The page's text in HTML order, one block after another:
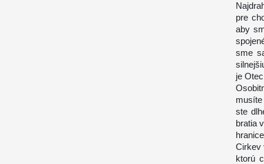
pre
aby
sme
je
ste
bratia
Cirkev
ktorú